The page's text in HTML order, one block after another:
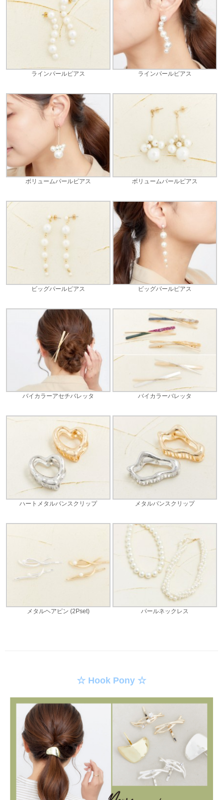
ラインパールピアス ラインパールピアス
ボリュームパールピアス ボリュームパールピアス
ビッグパールピアス ビッグパールピアス
バイカラーアセチバレッタ バイカラーバレッタ
ハートメタルバンスクリップ メタルバンスクリップ
メタルヘアピン (2Pset) パールネックレス
☆ Hook Pony ☆